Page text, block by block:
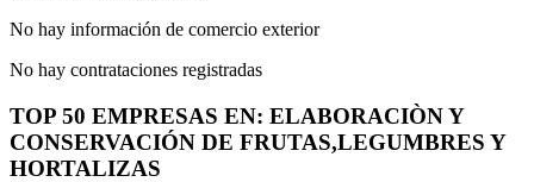
No hay información de comercio exterior
No hay contrataciones registradas
TOP 50 EMPRESAS EN: ELABORACIÒN Y
CONSERVACIÓN DE FRUTAS,LEGUMBRES Y
HORTALIZAS